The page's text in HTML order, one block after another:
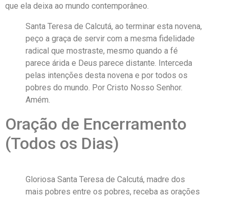
que ela deixa ao mundo contemporâneo.
Santa Teresa de Calcutá, ao terminar esta novena,
peço a graça de servir com a mesma fidelidade
radical que mostraste, mesmo quando a fé
parece árida e Deus parece distante. Interceda
pelas intenções desta novena e por todos os
pobres do mundo. Por Cristo Nosso Senhor.
Amém.
Oração de Encerramento
(Todos os Dias)
Gloriosa Santa Teresa de Calcutá, madre dos
mais pobres entre os pobres, receba as orações